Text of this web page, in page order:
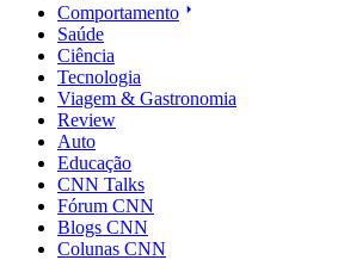
Comportamento
Saúde
Ciência
Tecnologia
Viagem & Gastronomia
Review
Auto
Educação
CNN Talks
Fórum CNN
Blogs CNN
Colunas CNN